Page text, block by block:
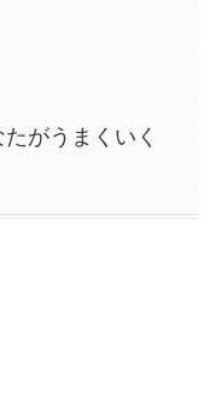
がうまくいく